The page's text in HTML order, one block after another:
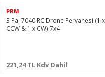
PRM
3 Pal 7040 RC Drone Pervanesi (1 x
CCW & 1 x CW) 7x4
221,24 TL Kdv Dahil